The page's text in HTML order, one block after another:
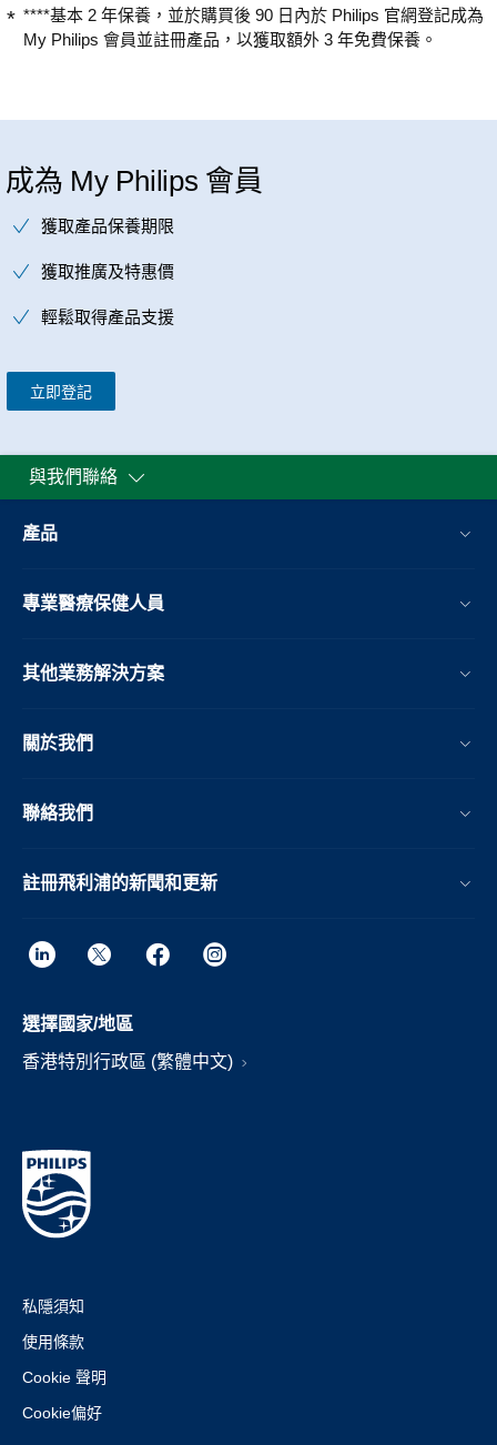
****基本 2 年保養，並於購買後 90 日內於 Philips 官網登記成為
My Philips 會員並註冊產品，以獲取額外 3 年免費保養。
成為 My Philips 會員
獲取產品保養期限
獲取推廣及特惠價
輕鬆取得產品支援
立即登記
與我們聯絡
產品
專業醫療保健人員
其他業務解決方案​
關於我們
聯絡我們
註冊飛利浦的新聞和更新
選擇國家/地區
香港特別行政區 (繁體中文)
私隱須知
使用條款
Cookie 聲明
Cookie偏好